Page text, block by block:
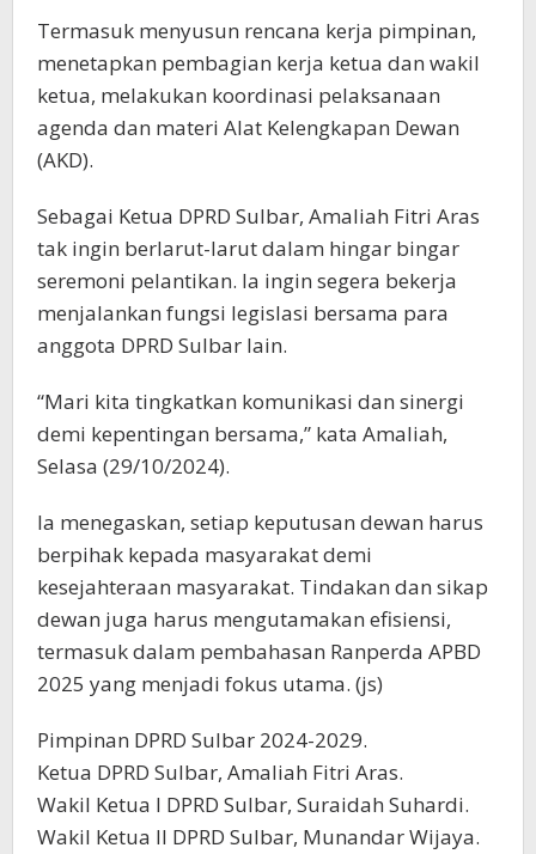
Termasuk menyusun rencana kerja pimpinan,
menetapkan pembagian kerja ketua dan wakil
ketua, melakukan koordinasi pelaksanaan
agenda dan materi Alat Kelengkapan Dewan
(AKD).
Sebagai Ketua DPRD Sulbar, Amaliah Fitri Aras
tak ingin berlarut-larut dalam hingar bingar
seremoni pelantikan. Ia ingin segera bekerja
menjalankan fungsi legislasi bersama para
anggota DPRD Sulbar lain.
“Mari kita tingkatkan komunikasi dan sinergi
demi kepentingan bersama,” kata Amaliah,
Selasa (29/10/2024).
Ia menegaskan, setiap keputusan dewan harus
berpihak kepada masyarakat demi
kesejahteraan masyarakat. Tindakan dan sikap
dewan juga harus mengutamakan efisiensi,
termasuk dalam pembahasan Ranperda APBD
2025 yang menjadi fokus utama. (js)
Pimpinan DPRD Sulbar 2024-2029.
Ketua DPRD Sulbar, Amaliah Fitri Aras.
Wakil Ketua I DPRD Sulbar, Suraidah Suhardi.
Wakil Ketua II DPRD Sulbar, Munandar Wijaya.